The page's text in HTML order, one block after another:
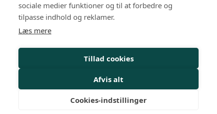
HR-kurser
Personalejura
Rådgivning
Viden
Mit Dansk HR
sociale medier funktioner og til at forbedre og
tilpasse indhold og reklamer.
Læs mere
Tillad cookies
Afvis alt
Cookies-indstillinger